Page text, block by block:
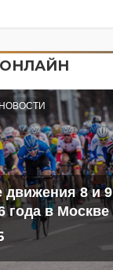
НОВОСТИ
движения 8 и 9
года в Москве